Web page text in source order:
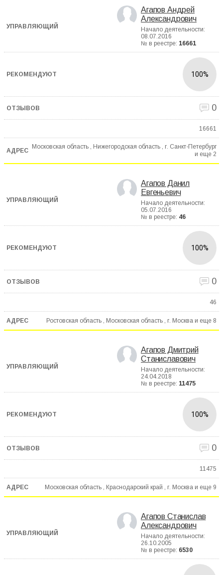
Агапов Андрей
Александрович
Начало деятельности:
08.07.2016
№ в реестре: 16661
100%
0
16661
Московская область , Нижегородская область , г. Санкт-Петербург
и еще 2
Агапов Данил
Евгеньевич
Начало деятельности:
05.07.2016
№ в реестре: 46
100%
0
46
Ростовская область , Московская область , г. Москва и еще 8
Агапов Дмитрий
Станиславович
Начало деятельности:
24.04.2018
№ в реестре: 11475
100%
0
11475
Московская область , Краснодарский край , г. Москва и еще 9
Агапов Станислав
Александрович
Начало деятельности:
26.10.2005
№ в реестре: 6530